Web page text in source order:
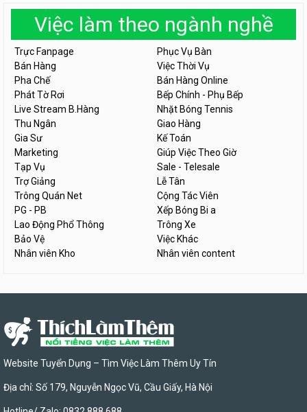
Việc làm theo ngành nghề
Trực Fanpage
Phục Vụ Bàn
Bán Hàng
Việc Thời Vụ
Pha Chế
Bán Hàng Online
Phát Tờ Rơi
Bếp Chính - Phụ Bếp
Live Stream B.Hàng
Nhặt Bóng Tennis
Thu Ngân
Giao Hàng
Gia Sư
Kế Toán
Marketing
Giúp Việc Theo Giờ
Tạp Vụ
Sale - Telesale
Trợ Giảng
Lễ Tân
Trông Quán Net
Cộng Tác Viên
PG - PB
Xếp Bóng Bi a
Lao Động Phổ Thông
Trông Xe
Bảo Vệ
Việc Khác
Nhân viên Kho
Nhân viên content
Website Tuyển Dụng – Tìm Việc Làm Thêm Uy Tín
Địa chỉ: Số 179, Nguyễn Ngọc Vũ, Cầu Giấy, Hà Nội